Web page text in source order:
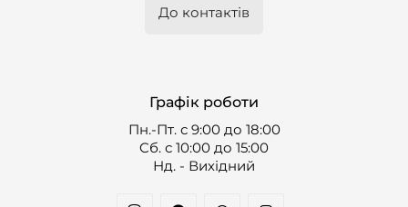
До контактів
Графік роботи
Пн.-Пт. с 9:00 до 18:00
Cб. с 10:00 до 15:00
Нд. - Вихідний